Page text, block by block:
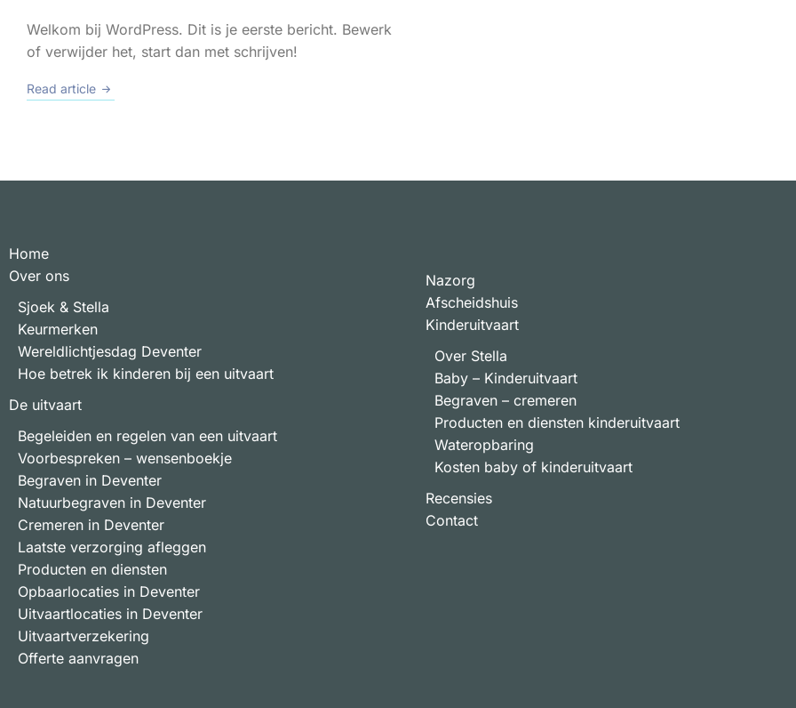
Welkom bij WordPress. Dit is je eerste bericht. Bewerk
of verwijder het, start dan met schrijven!
Read article
Home
Over ons
Sjoek & Stella
Keurmerken
Wereldlichtjesdag Deventer
Hoe betrek ik kinderen bij een uitvaart
De uitvaart
Begeleiden en regelen van een uitvaart
Voorbespreken – wensenboekje
Begraven in Deventer
Natuurbegraven in Deventer
Cremeren in Deventer
Laatste verzorging afleggen
Producten en diensten
Opbaarlocaties in Deventer
Uitvaartlocaties in Deventer
Uitvaartverzekering
Offerte aanvragen
Nazorg
Afscheidshuis
Kinderuitvaart
Over Stella
Baby – Kinderuitvaart
Begraven – cremeren
Producten en diensten kinderuitvaart
Wateropbaring
Kosten baby of kinderuitvaart
Recensies
Contact